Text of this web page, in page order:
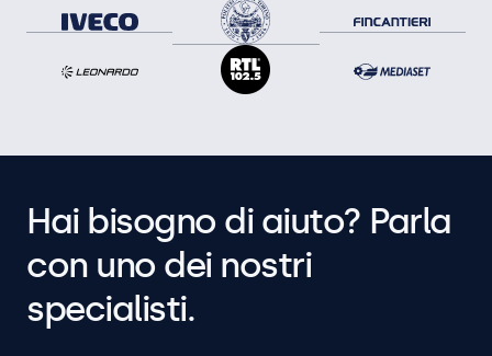
Hai bisogno di aiuto? Parla
con uno dei nostri
specialisti.